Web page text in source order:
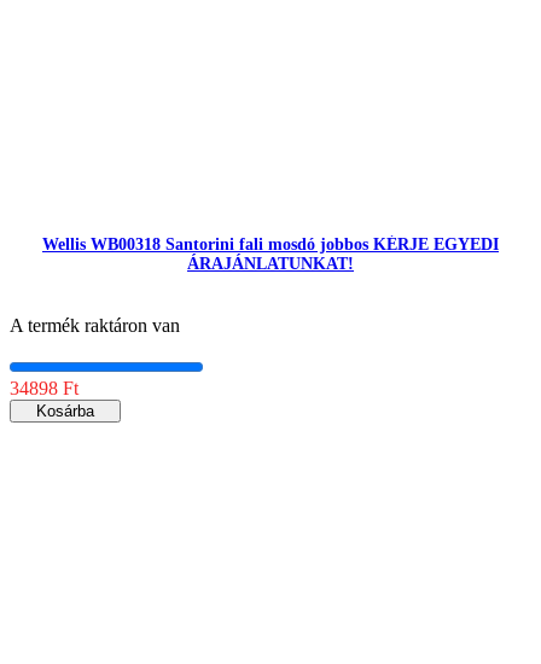
Wellis WB00318 Santorini fali mosdó jobbos KÉRJE EGYEDI
ÁRAJÁNLATUNKAT!
A termék raktáron van
34898 Ft
Kosárba